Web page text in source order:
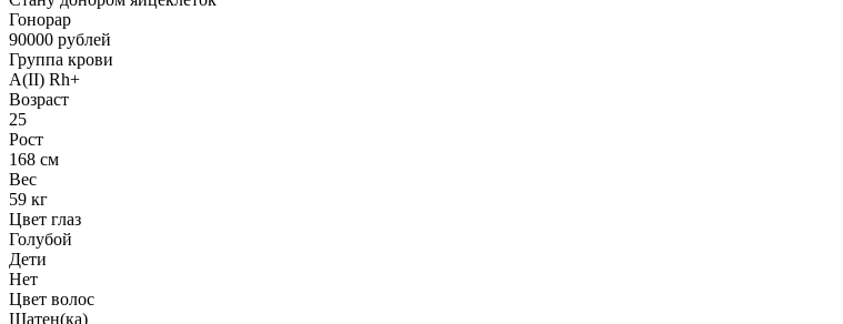
Гонoрар
90000 рублей
Группа крови
A(II) Rh+
Возраст
25
Рост
168 см
Вес
59 кг
Цвет глаз
Голубой
Дети
Нет
Цвет волос
Шатен(ка)